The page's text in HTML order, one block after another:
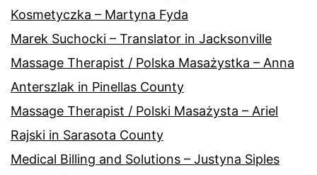
Kosmetyczka – Martyna Fyda
Marek Suchocki – Translator in Jacksonville
Massage Therapist / Polska Masażystka – Anna
Anterszlak in Pinellas County
Massage Therapist / Polski Masażysta – Ariel
Rajski in Sarasota County
Medical Billing and Solutions – Justyna Siples